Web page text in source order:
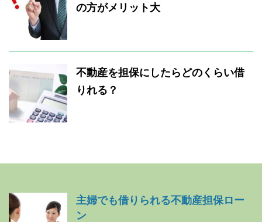
の方がメリット大
不動産を担保にしたらどのくらい借
りれる？
主婦でも借りられる不動産担保ロー
ン